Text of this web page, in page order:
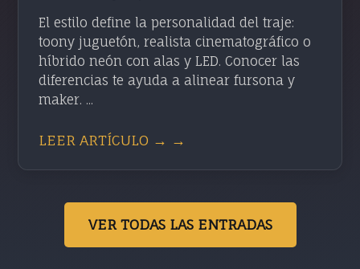
El estilo define la personalidad del traje:
toony juguetón, realista cinematográfico o
híbrido neón con alas y LED. Conocer las
diferencias te ayuda a alinear fursona y
maker. ...
LEER ARTÍCULO → →
VER TODAS LAS ENTRADAS